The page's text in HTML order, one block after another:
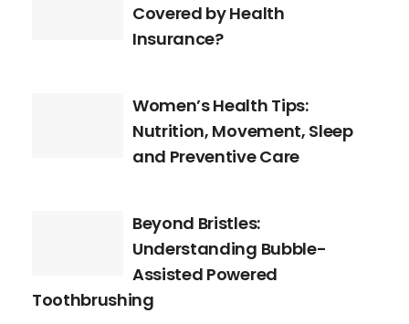
Covered by Health
Insurance?
Women’s Health Tips:
Nutrition, Movement, Sleep
and Preventive Care
Beyond Bristles:
Understanding Bubble-
Assisted Powered
Toothbrushing